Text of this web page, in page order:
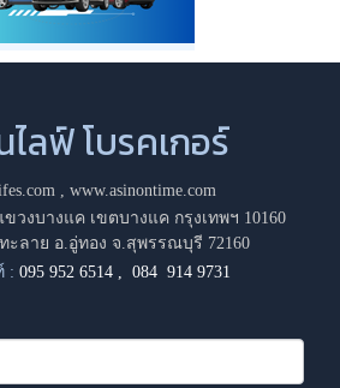
ลฟ์ โบรคเกอร์
, www.asinontime.com
วงบางแค เขตบางแค กรุงเทพฯ 10160
ะลาย อ.อู่ทอง จ.สุพรรณบุรี 72160
: 095 952 6514 ,084 914 9731